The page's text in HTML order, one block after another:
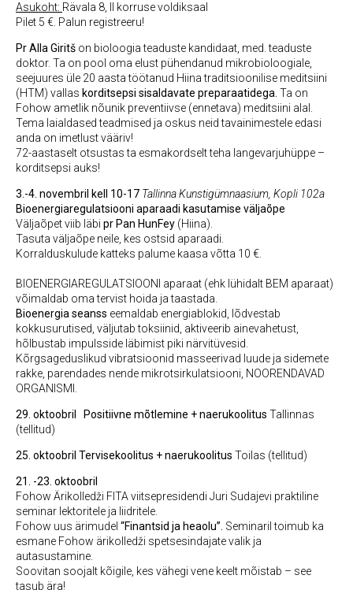
Asukoht: Rävala 8, II korruse voldiksaal
Pilet 5 €. Palun registreeru!
Pr Alla Giritš on bioloogia teaduste kandidaat, med. teaduste
doktor. Ta on pool oma elust pühendanud mikrobioloogiale,
seejuures üle 20 aasta töötanud Hiina traditsioonilise meditsiini
(HTM) vallas korditsepsi sisaldavate preparaatidega. Ta on
Fohow ametlik nõunik preventiivse (ennetava) meditsiini alal.
Tema laialdased teadmised ja oskus neid tavainimestele edasi
anda on imetlust vääriv!
72-aastaselt otsustas ta esmakordselt teha langevarjuhüppe –
korditsepsi auks!
3.-4. novembril kell 10-17 Tallinna Kunstigümnaasium, Kopli 102a
Bioenergiaregulatsiooni aparaadi kasutamise väljaõpe
Väljaõpet viib läbi pr Pan HunFey (Hiina).
Tasuta väljaõpe neile, kes ostsid aparaadi.
Korralduskulude katteks palume kaasa võtta 10 €.
BIOENERGIAREGULATSIOONI aparaat (ehk lühidalt BEM aparaat)
võimaldab oma tervist hoida ja taastada.
Bioenergia seanss eemaldab energiablokid, lõdvestab
kokkusurutised, väljutab toksiinid, aktiveerib ainevahetust,
hõlbustab impulsside läbimist piki närvitüvesid.
Kõrgsageduslikud vibratsioonid masseerivad luude ja sidemete
rakke, parendades nende mikrotsirkulatsiooni, NOORENDAVAD
ORGANISMI.
29. oktoobril Positiivne mõtlemine + naerukoolitus Tallinnas
(tellitud)
25. oktoobril Tervisekoolitus + naerukoolitus Toilas (tellitud)
21. -23. oktoobril
Fohow Ärikolledži FITA viitsepresidendi Juri Sudajevi praktiline
seminar lektoritele ja liidritele.
Fohow uus ärimudel “Finantsid ja heaolu”. Seminaril toimub ka
esmane Fohow ärikolledži spetsesindajate valik ja
autasustamine.
Soovitan soojalt kõigile, kes vähegi vene keelt mõistab – see
tasub ära!